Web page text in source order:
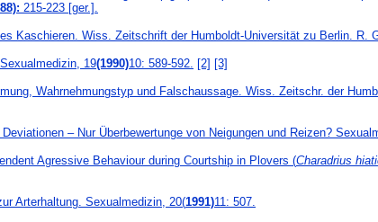
215-223 [ger.].
Kaschieren. Wiss. Zeitschrift der Humboldt-Universität zu Berlin. R.
19(1990)10: 589-592. [2] [3]
Wahrnehmungstyp und Falschaussage. Wiss. Zeitschr. der
– Nur Überbewertunge von Neigungen und Reizen?
Agressive Behaviour during Courtship in Plovers (Charadrius
Arterhaltung. Sexualmedizin, 20(1991)11: 507.